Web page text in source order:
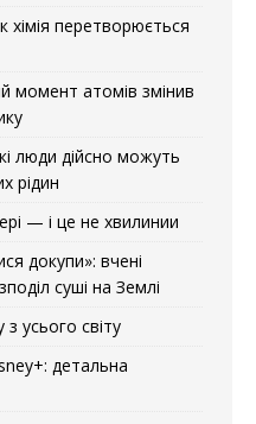
хімія перетворюється
момент атомів змінив
люди дійсно можуть
рідин
— і це не хвилинии
докупи»: вчені
суші на Землі
усього світу
детальна